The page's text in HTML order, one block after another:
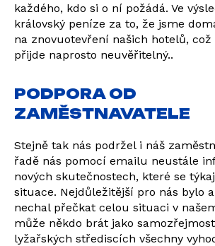
každého, kdo si o ní požádá. Ve
královský peníze za to, že jsme
na znovuotevření našich hotelů, což
přijde naprosto neuvěřitelný..
PODPORA OD
ZAMĚSTNAVATELE
Stejně tak nás podržel i náš
řadě nás pomocí emailu neustále
nových skutečnostech, které se
situace. Nejdůležitější pro nás bylo
nechal přečkat celou situaci v
může někdo brát jako
lyžařských střediscích všechny